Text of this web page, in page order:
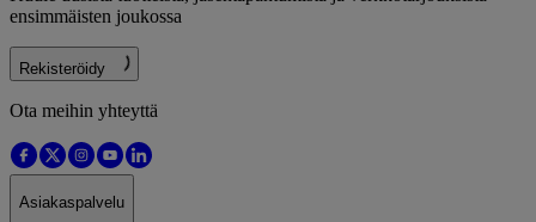
ensimmäisten joukossa
Rekisteröidy
Ota meihin yhteyttä
Asiakaspalvelu